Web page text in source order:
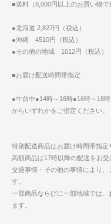
■送料（8,000円以上のお買い物で
●北海道 2,827円（税込）
●沖縄 4510円（税込）
●その他の地域 1012円（税込）
■お届け配送時間帯指定
●午前中●14時～16時●16時～18
からいずれかをご指定ください。
特別配送商品はお届け時間帯指定
高額商品は17時以降の配送をお受
交通事情・その他の事情により
す。
一部商品ならびに一部地域では
ます。